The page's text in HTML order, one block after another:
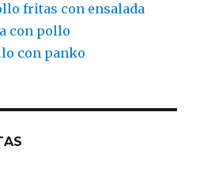
fritas con ensalada
con pollo
con panko